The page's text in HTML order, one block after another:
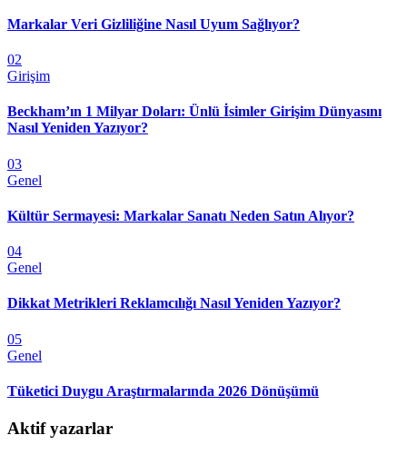
Markalar Veri Gizliliğine Nasıl Uyum Sağlıyor?
02
Girişim
Beckham’ın 1 Milyar Doları: Ünlü İsimler Girişim Dünyasını
Nasıl Yeniden Yazıyor?
03
Genel
Kültür Sermayesi: Markalar Sanatı Neden Satın Alıyor?
04
Genel
Dikkat Metrikleri Reklamcılığı Nasıl Yeniden Yazıyor?
05
Genel
Tüketici Duygu Araştırmalarında 2026 Dönüşümü
Aktif yazarlar